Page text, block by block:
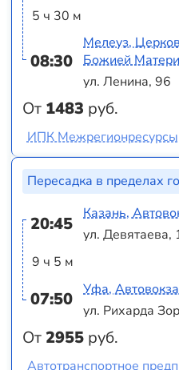
5 ч 30 м
08:30
От 1483 руб.
Мелеуз,
Божией Матери
ул. Ленина, 96
ИПК Межрегионресурсы
Пересадка в пределах
20:45
9 ч 5 м
07:50
От2955 руб.
Казань,
ул. Девятаева,
Уфа,
ул. Рихарда
Автотранспортное